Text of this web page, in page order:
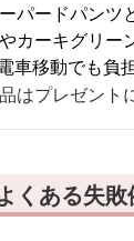
パードパンツ
カーキグリ
車移動でも負
はプレゼント
くある失敗